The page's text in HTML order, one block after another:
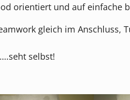
orientiert und auf
gleich im
selbst!